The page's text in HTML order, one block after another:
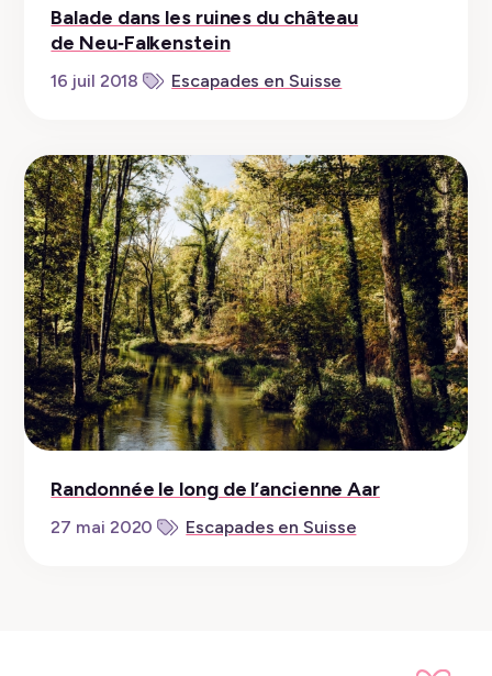
Balade dans les ruines du château
de Neu‑Falkenstein
16 juil 2018 Escapades en Suisse
Randonnée le long de l’ancienne Aar
27 mai 2020 Escapades en Suisse